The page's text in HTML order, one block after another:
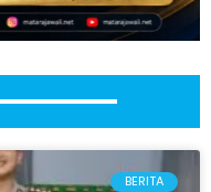
BERITA